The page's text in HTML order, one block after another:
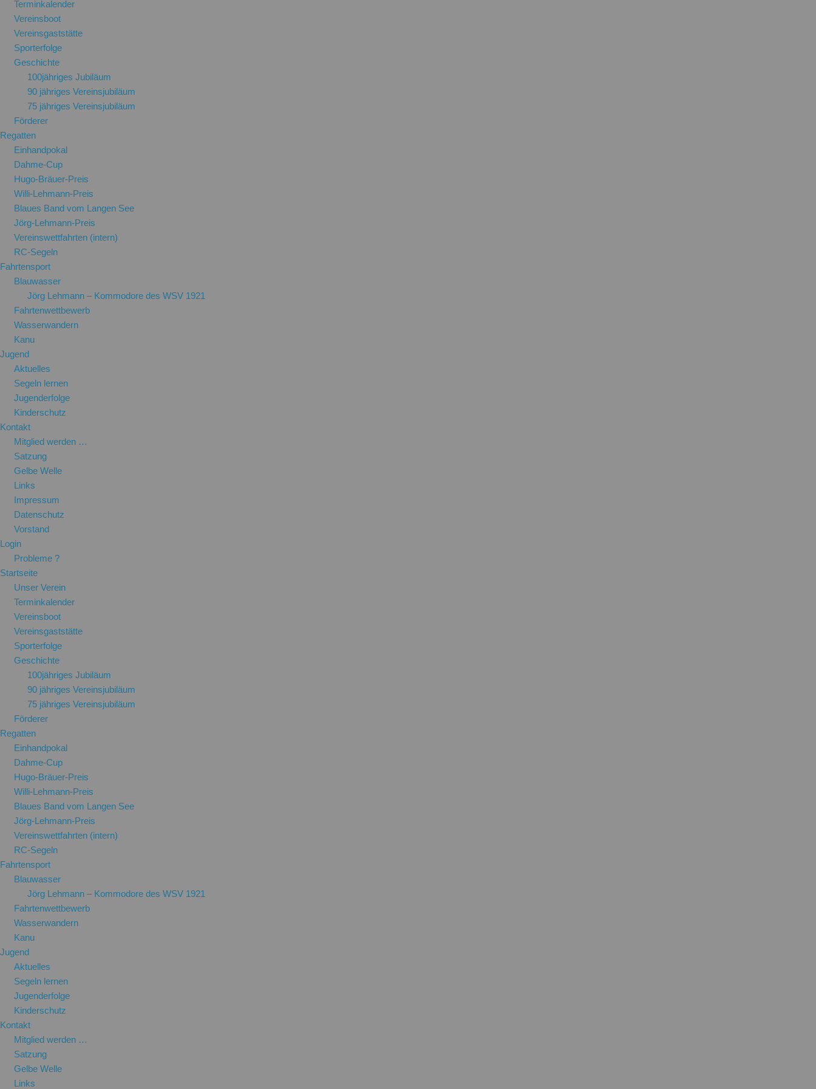
Terminkalender
Vereinsboot
Vereinsgaststätte
Sporterfolge
Geschichte
100jähriges Jubiläum
90 jähriges Vereinsjubiläum
75 jähriges Vereinsjubiläum
Förderer
Regatten
Einhandpokal
Dahme-Cup
Hugo-Bräuer-Preis
Willi-Lehmann-Preis
Blaues Band vom Langen See
Jörg-Lehmann-Preis
Vereinswettfahrten (intern)
RC-Segeln
Fahrtensport
Blauwasser
Jörg Lehmann – Kommodore des WSV 1921
Fahrtenwettbewerb
Wasserwandern
Kanu
Jugend
Aktuelles
Segeln lernen
Jugenderfolge
Kinderschutz
Kontakt
Mitglied werden …
Satzung
Gelbe Welle
Links
Impressum
Datenschutz
Vorstand
Login
Probleme ?
Startseite
Unser Verein
Terminkalender
Vereinsboot
Vereinsgaststätte
Sporterfolge
Geschichte
100jähriges Jubiläum
90 jähriges Vereinsjubiläum
75 jähriges Vereinsjubiläum
Förderer
Regatten
Einhandpokal
Dahme-Cup
Hugo-Bräuer-Preis
Willi-Lehmann-Preis
Blaues Band vom Langen See
Jörg-Lehmann-Preis
Vereinswettfahrten (intern)
RC-Segeln
Fahrtensport
Blauwasser
Jörg Lehmann – Kommodore des WSV 1921
Fahrtenwettbewerb
Wasserwandern
Kanu
Jugend
Aktuelles
Segeln lernen
Jugenderfolge
Kinderschutz
Kontakt
Mitglied werden …
Satzung
Gelbe Welle
Links